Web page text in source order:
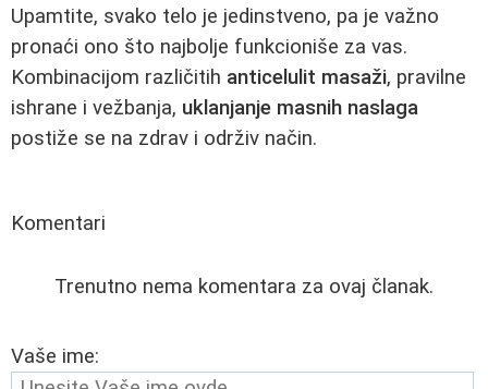
Upamtite, svako telo je jedinstveno, pa je važno
pronaći ono što najbolje funkcioniše za vas.
Kombinacijom različitih anticelulit masaži, pravilne
ishrane i vežbanja, uklanjanje masnih naslaga
postiže se na zdrav i održiv način.
Komentari
Trenutno nema komentara za ovaj članak.
Vaše ime: